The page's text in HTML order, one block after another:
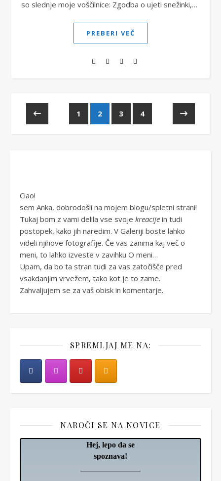
so slednje moje voščilnice: Zgodba o ujeti snežinki,…
PREBERI VEČ
1 2 3 4
Ciao!
sem Anka, dobrodošli na mojem blogu/spletni strani!
Tukaj bom z vami delila vse svoje kreacije in tudi
postopek, kako jih naredim. V Galeriji boste lahko
videli njihove fotografije. Če vas zanima kaj več o
meni, to lahko izveste v zavihku O meni…
Upam, da bo ta stran tudi za vas zatočišče pred
vsakdanjim vrvežem, tako kot je to zame.
Zahvaljujem se za vaš obisk in komentarje.
SPREMLJAJ ME NA:
NAROČI SE NA NOVICE
Hej, lepo da se
spoznava!